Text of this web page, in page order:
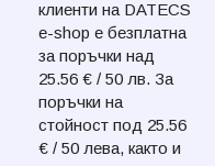
клиенти на DATECS
e-shop e безплатна
за поръчки над
25.56 € / 50 лв. За
поръчки на
стойност под 25.56
€ / 50 лева, както и